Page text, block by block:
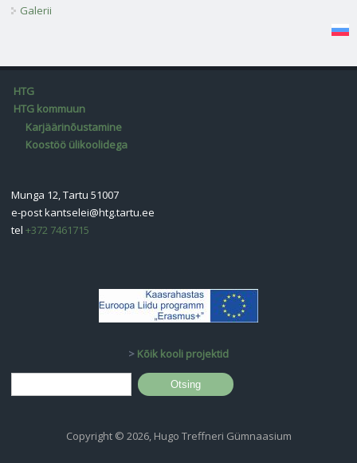
Galerii
HTG
HTG kommuun
Karjäärinõustamine
Koostöö ülikoolidega
Munga 12, Tartu 51007
e-postkantselei@htg.tartu.ee
tel+372 7461715
> Kõik kooli projektid
Otsinguvorm
Otsing
Copyright © 2026, Hugo Treffneri Gümnaasium